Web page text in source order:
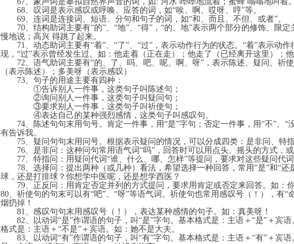
68、叹词是表示感叹或呼唤、应答的词，如“唉、啊、哎呀、哼”等。
69、连词是连接词、短语、分句和句子的词，如“和、而且、不但、或者”。
70、结构助词主要有“的”、“地”、“得”，“的、地”表示两个部分的修饰、限定
慢地说；高兴 得跳了起来。
71、动态助词主要有“着”、“了”、“过”，表示动作行为的状态。“着”表示动作
现，“过”表示曾经发生过。如：他走着（正在走）；他走了（已经离开这里）；
72、语气助词主要有“的、了、吗、吧、呢、啊、呀”，表示陈述、疑问、祈
（表示陈述）；多美呀（表示感叹）
73、句子的用途主要有四种：
①告诉别人一件事，这类句子叫陈述句；
②询问别人一件事，这类句子叫疑问句；
③要求别人一件事，这类句子叫祈使句；
④表达自己的某种强烈感情，这类句子叫感叹句。
74、陈述句句末用句号。肯定一件事，用“是”字句；否定一件事，用“不”、“
有告诉我。
75、疑问句句末用问号。根据表示疑问的情况，可以分成四类：是非问、特指
76、是非问：这种问句常用语气词“吗”，回答时可以用点头、摇头的方式，
77、特指问：用疑问代词“谁、什么、哪、怎样”等提问，要求对这些疑问代
78、选择问：提出两种（或几种）看法，希望选择一种回答，常用“是”和“还
球，还是打排球？你想学中医呢，还是想学西医？
79、正反问：用肯定否定并列的方式提问，要求用肯定或否定来回答。如：
80、祈使句的句末可以有“吧”、“呀”等语气词。祈使句也常用感叹号（！），有
烟扔掉！
81、感叹句句末用感叹号（！），表达某种感情的句子。如：真美呀！
82、以动词“是”作谓语的句子，叫“是”字句。基本格式是：主语＋“是”＋宾语
格式是：主语＋“不是”＋宾语。如：她不是大夫。
83、以动词“有”作谓语的句子，叫“有”字句。基本格式是：主语＋“有”＋宾语